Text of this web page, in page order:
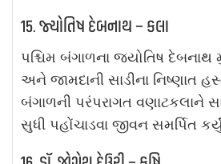
15. જ્યોતિષ દેબનાથ – કલા
પશ્ચિમ બંગાળના જ્યોતિષ
અને જામદાની સાડીના નિષ્ણાત
બંગાળની પરંપરાગત વણાટકલાને
સુધી પહોંચાડવા જીવન સમર્પિત